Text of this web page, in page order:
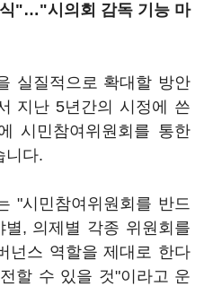
"…"시의회 감독 기능 마
실질적으로 확대할 방안
지난 5년간의 시정에 쓴
시민참여위원회를 통한
니다.
"시민참여위원회를 반드
, 의제별 각종 위원회를
넌스 역할을 제대로 한다
할 수 있을 것"이라고 운